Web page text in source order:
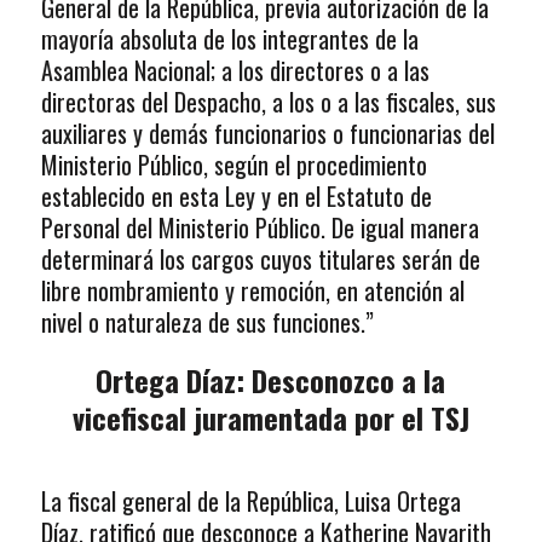
General de la República, previa autorización de la
mayoría absoluta de los integrantes de la
Asamblea Nacional; a los directores o a las
directoras del Despacho, a los o a las fiscales, sus
auxiliares y demás funcionarios o funcionarias del
Ministerio Público, según el procedimiento
establecido en esta Ley y en el Estatuto de
Personal del Ministerio Público. De igual manera
determinará los cargos cuyos titulares serán de
libre nombramiento y remoción, en atención al
nivel o naturaleza de sus funciones.”
Ortega Díaz: Desconozco a la
vicefiscal juramentada por el TSJ
La fiscal general de la República, Luisa Ortega
Díaz, ratificó que desconoce a Katherine Nayarith